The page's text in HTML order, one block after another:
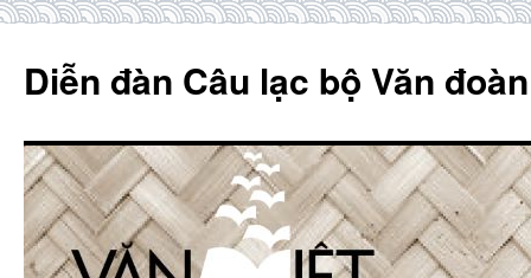
content
Diễn đàn Câu lạc bộ Văn